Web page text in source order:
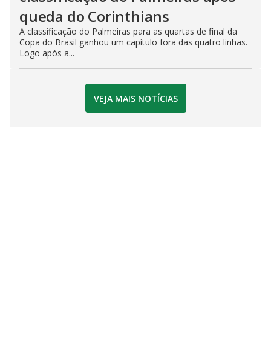
queda do Corinthians
A classificação do Palmeiras para as quartas de final da
Copa do Brasil ganhou um capítulo fora das quatro linhas.
Logo após a...
VEJA MAIS NOTÍCIAS